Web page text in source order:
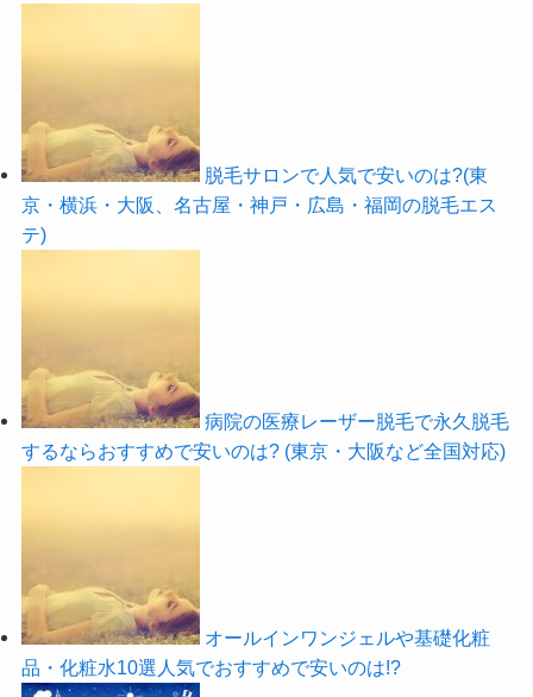
脱毛サロンで人気で安いのは?(東
京・横浜・大阪、名古屋・神戸・広島・福岡の脱毛エス
テ)
病院の医療レーザー脱毛で永久脱毛
するならおすすめで安いのは? (東京・大阪など全国対応)
オールインワンジェルや基礎化粧
品・化粧水10選人気でおすすめで安いのは!?